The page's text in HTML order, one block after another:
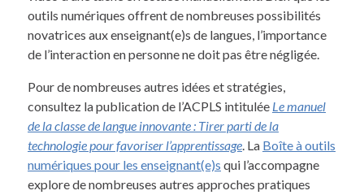
outils numériques offrent de nombreuses possibilités
novatrices aux enseignant(e)s de langues, l’importance
de l’interaction en personne ne doit pas être négligée.
Pour de nombreuses autres idées et stratégies,
consultez la publication de l’ACPLS intitulée Le manuel
de la classe de langue innovante : Tirer parti de la
technologie pour favoriser l’apprentissage. La Boîte à outils
numériques pour les enseignant(e)s qui l’accompagne
explore de nombreuses autres approches pratiques